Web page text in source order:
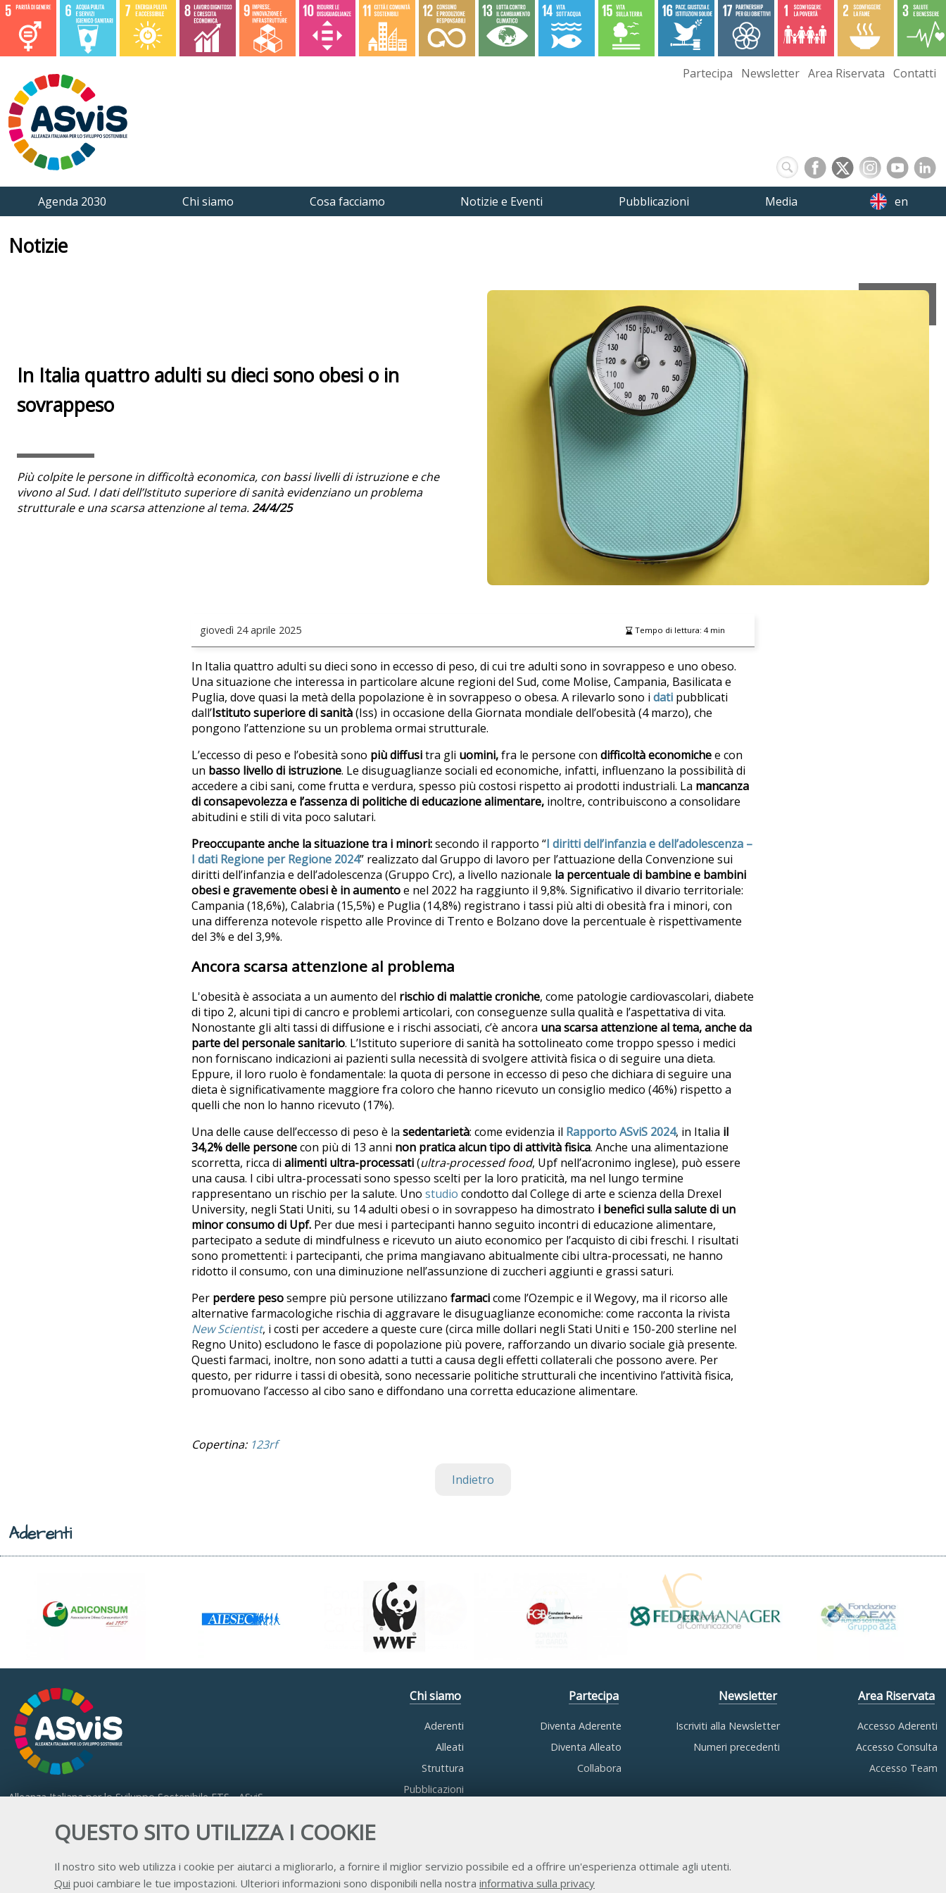
QUESTO SITO UTILIZZA I COOKIE
Il nostro sito web utilizza i cookie per aiutarci a migliorarlo, a fornire il miglior servizio possibile ed a offrire un'esperienza ottimale agli utenti.
Qui puoi cambiare le tue impostazioni. Ulteriori informazioni sono disponibili nella nostra informativa sulla privacy
Partecipa Newsletter Area Riservata Contatti
Agenda 2030 Chi siamo Cosa facciamo Notizie e Eventi Pubblicazioni Media en
Notizie
In Italia quattro adulti su dieci sono obesi o in
sovrappeso
Più colpite le persone in difficoltà economica, con bassi livelli di istruzione e che
vivono al Sud. I dati dell’Istituto superiore di sanità evidenziano un problema
strutturale e una scarsa attenzione al tema.24/4/25
giovedì 24 aprile 2025 Tempo di lettura: 4min
In Italia quattro adulti su dieci sono in eccesso di peso, di cui tre adulti sono in sovrappeso e uno obeso.
Una situazione che interessa in particolare alcune regioni del Sud, come Molise, Campania, Basilicata e
Puglia, dove quasi la metà della popolazione è in sovrappeso o obesa. A rilevarlo sono i dati pubblicati
dall’Istituto superiore di sanità(Iss) in occasione della Giornata mondiale dell’obesità (4 marzo), che
pongono l’attenzione su un problema ormai strutturale.
L’eccesso di peso e l’obesità sono più diffusitra gli uomini,fra le persone con difficoltà economichee con
un basso livello di istruzione. Le disuguaglianze sociali ed economiche, infatti, influenzano la possibilità di
accedere a cibi sani, come frutta e verdura, spesso più costosi rispetto ai prodotti industriali. La mancanza
di consapevolezza e l’assenza di politiche di educazione alimentare, inoltre, contribuiscono a consolidare
abitudini e stili di vita poco salutari.
Preoccupante anche la situazione tra i minori:secondo il rapporto “I diritti dell’infanzia e dell’adolescenza –
I dati Regione per Regione 2024” realizzato dal Gruppo di lavoro per l’attuazione della Convenzione sui
diritti dell’infanzia e dell’adolescenza (Gruppo Crc), a livello nazionale la percentuale di bambine e bambini
obesi e gravemente obesi è in aumentoe nel 2022 ha raggiunto il 9,8%. Significativo il divario territoriale:
Campania (18,6%), Calabria (15,5%) e Puglia (14,8%) registrano i tassi più alti di obesità fra i minori, con
una differenza notevole rispetto alle Province di Trento e Bolzano dove la percentuale è rispettivamente
del 3% e del 3,9%.
Ancora scarsa attenzione al problema
L'obesità è associata a un aumento del rischio di malattie croniche, come patologie cardiovascolari, diabete
di tipo 2, alcuni tipi di cancro e problemi articolari, con conseguenze sulla qualità e l’aspettativa di vita.
Nonostante gli alti tassi di diffusione e i rischi associati, c’è ancora una scarsa attenzione al tema, anche da
parte del personale sanitario. L’Istituto superiore di sanità ha sottolineato come troppo spesso i medici
non forniscano indicazioni ai pazienti sulla necessità di svolgere attività fisica o di seguire una dieta.
Eppure, il loro ruolo è fondamentale: la quota di persone in eccesso di peso che dichiara di seguire una
dieta è significativamente maggiore fra coloro che hanno ricevuto un consiglio medico (46%) rispetto a
quelli che non lo hanno ricevuto (17%).
Una delle cause dell’eccesso di peso è la sedentarietà: come evidenzia il Rapporto ASviS 2024, in Italia il
34,2% delle personecon più di 13 anni non pratica alcun tipo di attività fisica. Anche una alimentazione
scorretta, ricca di alimenti ultra-processati(ultra-processed food, Upf nell’acronimo inglese), può essere
una causa. I cibi ultra-processati sono spesso scelti per la loro praticità, ma nel lungo termine
rappresentano un rischio per la salute. Uno studio condotto dal College di arte e scienza della Drexel
University, negli Stati Uniti, su 14 adulti obesi o in sovrappeso ha dimostrato i benefici sulla salute di un
minor consumo di Upf. Per due mesi i partecipanti hanno seguito incontri di educazione alimentare,
partecipato a sedute di mindfulness e ricevuto un aiuto economico per l’acquisto di cibi freschi. I risultati
sono promettenti: i partecipanti, che prima mangiavano abitualmente cibi ultra-processati, ne hanno
ridotto il consumo, con una diminuzione nell’assunzione di zuccheri aggiunti e grassi saturi.
Per perdere pesosempre più persone utilizzano farmacicome l’Ozempic e il Wegovy, ma il ricorso alle
alternative farmacologiche rischia di aggravare le disuguaglianze economiche: come racconta la rivista
New Scientist, i costi per accedere a queste cure (circa mille dollari negli Stati Uniti e 150-200 sterline nel
Regno Unito) escludono le fasce di popolazione più povere, rafforzando un divario sociale già presente.
Questi farmaci, inoltre, non sono adatti a tutti a causa degli effetti collaterali che possono avere. Per
questo, per ridurre i tassi di obesità, sono necessarie politiche strutturali che incentivino l’attività fisica,
promuovano l’accesso al cibo sano e diffondano una corretta educazione alimentare.
Copertina: 123rf
Indietro
Aderenti
Alleanza Italiana per lo Sviluppo Sostenibile ETS - ASviS
C.F. 97893090585 P.IVA 14610671001
Chi siamo
Aderenti
Alleati
Struttura
Pubblicazioni
Partecipa
Diventa Aderente
Diventa Alleato
Collabora
Newsletter
Iscriviti alla Newsletter
Numeri precedenti
Area Riservata
Accesso Aderenti
Accesso Consulta
Accesso Team